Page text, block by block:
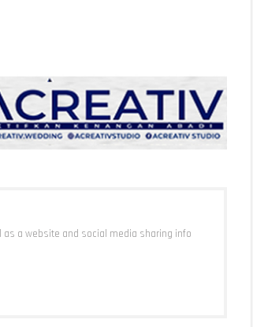
a website and social media sharing info